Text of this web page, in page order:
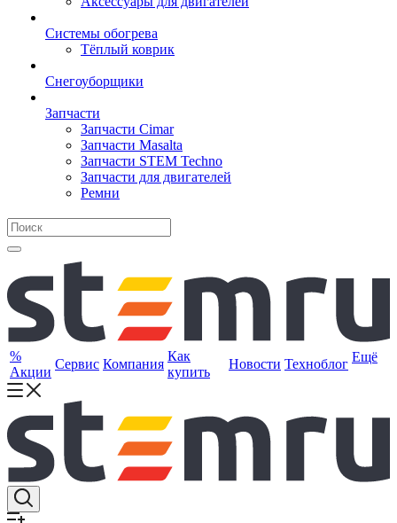
Системы обогрева
Тёплый коврик
Снегоуборщики
Запчасти
Запчасти Cimar
Запчасти Masalta
Запчасти STEM Techno
Запчасти для двигателей
Ремни
%
Акции
Сервис Компания
Как
купить
Новости Техноблог Ещё